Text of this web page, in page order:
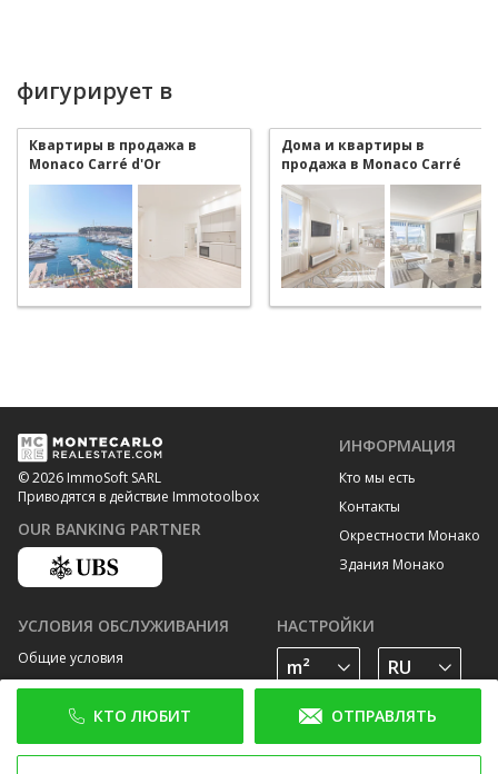
КТО ЛЮБИТ ОТПРАВЛЯТЬ
фигурирует в
Квартиры в продажа в
Monaco Carré d'Or
Дома и квартиры в
продажа в Monaco Carré
d'Or
© 2026 ImmoSoft SARL
Приводятся в действие Immotoolbox
OUR BANKING PARTNER
ИНФОРМАЦИЯ
Кто мы есть
Контакты
Окрестности Монако
Здания Монако
УСЛОВИЯ ОБСЛУЖИВАНИЯ
Общие условия
Политика конфиденциальности
Политика cookies
НАСТРОЙКИ
ПОДПИШИТЕСЬ НА НАС В